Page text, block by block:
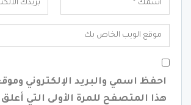
احفظ اسمي والبريد الإلكتروني
هذا المتصفح للمرة الأولى التي